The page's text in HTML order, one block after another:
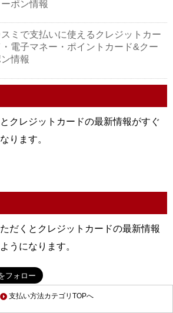
支払い方法カテゴリTOPへ
ーポン情報
スミで支払いに使えるクレジットカー
・電子マネー・ポイントカード&クー
情報
クレジットカードの最新情報がすぐ
ります。
だくとクレジットカードの最新情報
うになります。